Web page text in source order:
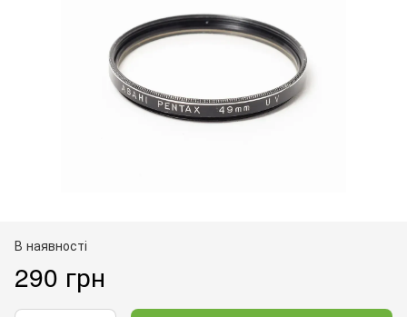
В наявності
290 грн